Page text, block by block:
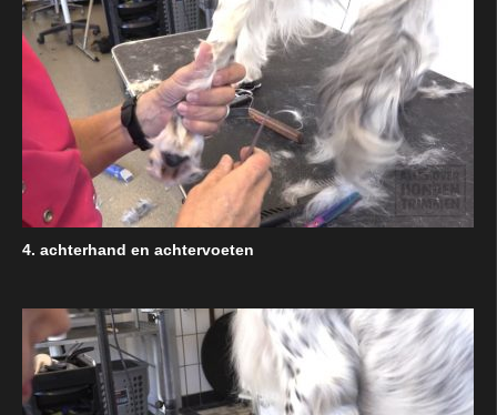
4. achterhand en achtervoeten